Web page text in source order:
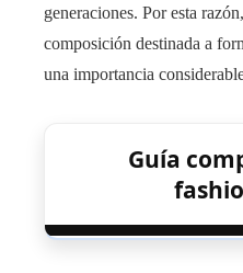
generaciones. Por esta
composición destinada a
una importancia
Guía